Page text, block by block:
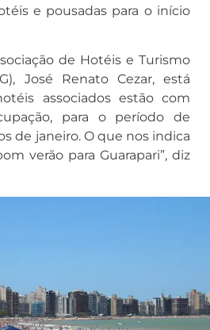
e pousadas para o início
de Hotéis e Turismo
José Renato Cezar, está
associados estão com
para o período de
de janeiro. O que nos indica
verão para Guarapari”, diz